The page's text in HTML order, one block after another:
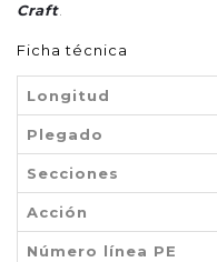
Craft
Ficha técnica
Longitud
Plegado
Secciones
Acción
Número línea PE